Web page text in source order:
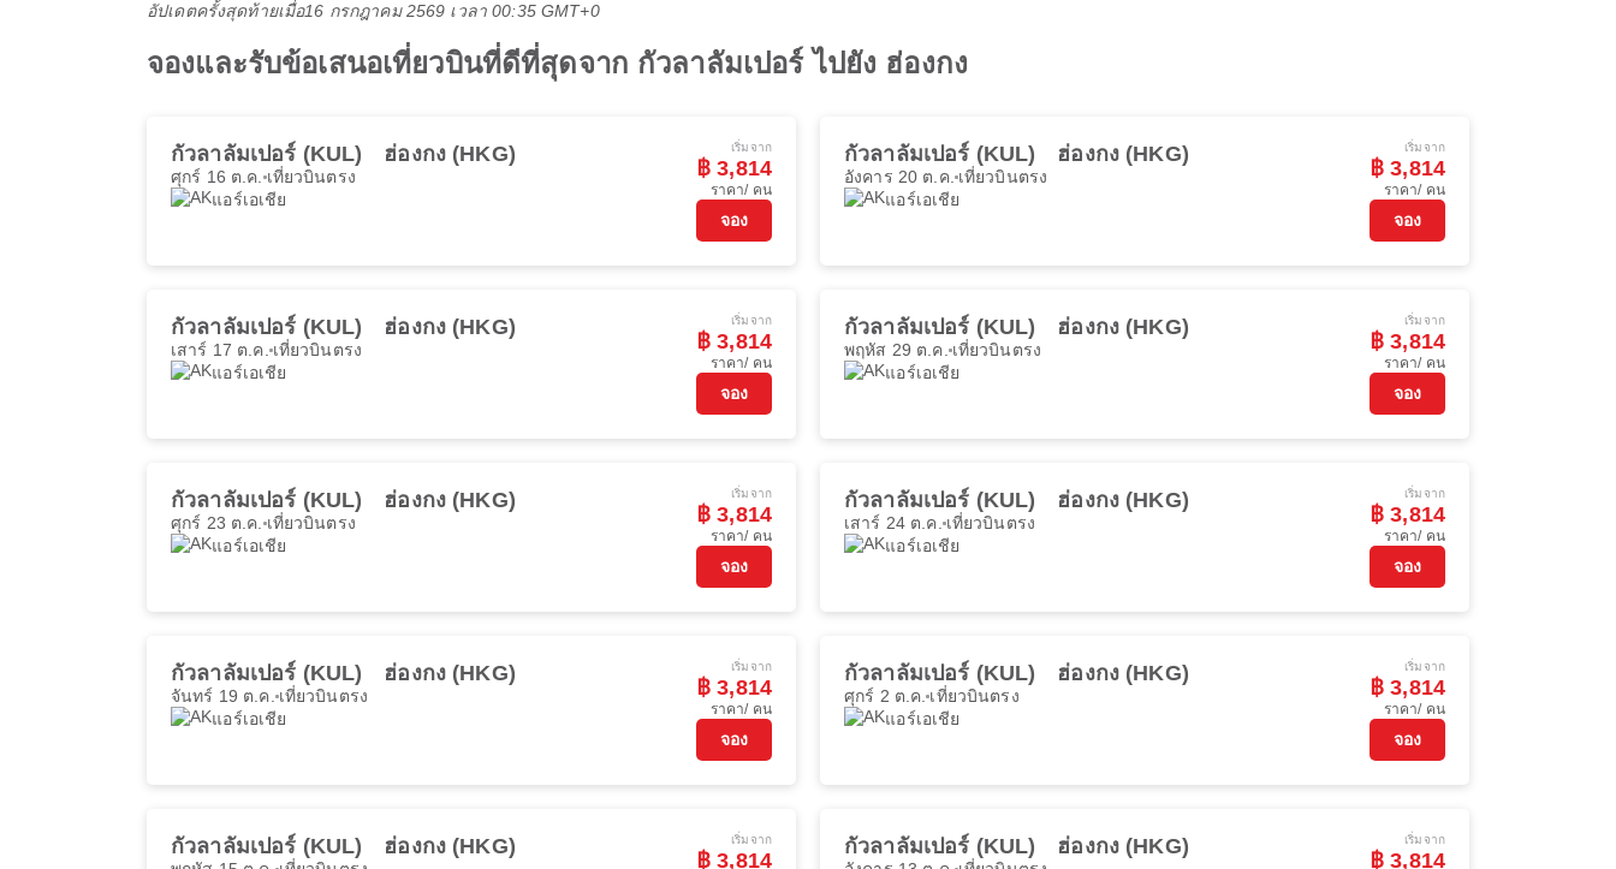
อัปเดตครั้งสุดท้ายเมื่อ16 กรกฎาคม 2569 เวลา 00:35 GMT+0
จองและรับข้อเสนอเที่ยวบินที่ดีที่สุดจาก กัวลาลัมเปอร์ ไปยัง ฮ่องกง
กัวลาลัมเปอร์ (KUL) ฮ่องกง (HKG)
ศุกร์ 16 ต.ค. เที่ยวบินตรง
แอร์เอเชีย
เริ่มจาก
฿ 3,814
ราคา/ คน
จอง
กัวลาลัมเปอร์ (KUL) ฮ่องกง (HKG)
อังคาร 20 ต.ค. เที่ยวบินตรง
แอร์เอเชีย
เริ่มจาก
฿ 3,814
ราคา/ คน
จอง
กัวลาลัมเปอร์ (KUL) ฮ่องกง (HKG)
เสาร์ 17 ต.ค. เที่ยวบินตรง
แอร์เอเชีย
เริ่มจาก
฿ 3,814
ราคา/ คน
จอง
กัวลาลัมเปอร์ (KUL) ฮ่องกง (HKG)
พฤหัส 29 ต.ค. เที่ยวบินตรง
แอร์เอเชีย
เริ่มจาก
฿ 3,814
ราคา/ คน
จอง
กัวลาลัมเปอร์ (KUL) ฮ่องกง (HKG)
ศุกร์ 23 ต.ค. เที่ยวบินตรง
แอร์เอเชีย
เริ่มจาก
฿ 3,814
ราคา/ คน
จอง
กัวลาลัมเปอร์ (KUL) ฮ่องกง (HKG)
เสาร์ 24 ต.ค. เที่ยวบินตรง
แอร์เอเชีย
เริ่มจาก
฿ 3,814
ราคา/ คน
จอง
กัวลาลัมเปอร์ (KUL) ฮ่องกง (HKG)
จันทร์ 19 ต.ค. เที่ยวบินตรง
แอร์เอเชีย
เริ่มจาก
฿ 3,814
ราคา/ คน
จอง
กัวลาลัมเปอร์ (KUL) ฮ่องกง (HKG)
ศุกร์ 2 ต.ค. เที่ยวบินตรง
แอร์เอเชีย
เริ่มจาก
฿ 3,814
ราคา/ คน
จอง
กัวลาลัมเปอร์ (KUL) ฮ่องกง (HKG) เริ่มจาก
฿ 3,814
กัวลาลัมเปอร์ (KUL) ฮ่องกง (HKG) เริ่มจาก
฿ 3,814